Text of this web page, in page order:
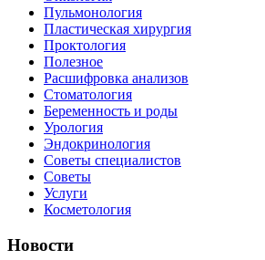
Пульмонология
Пластическая хирургия
Проктология
Полезное
Расшифровка анализов
Стоматология
Беременность и роды
Урология
Эндокринология
Советы специалистов
Советы
Услуги
Косметология
Новости